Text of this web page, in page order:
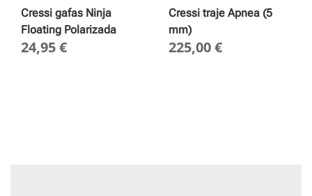
Cressi gafas Ninja
Floating Polarizada
24,95€
Cressi traje Apnea (5
mm)
225,00€